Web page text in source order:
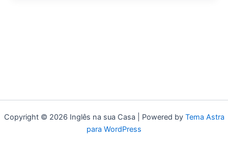
Copyright © 2026 Inglês na sua Casa | Powered by Tema Astra
para WordPress